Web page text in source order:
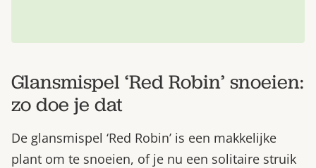
Glansmispel ‘Red Robin’ snoeien:
zo doe je dat
De glansmispel ‘Red Robin’ is een makkelijke
plant om te snoeien, of je nu een solitaire struik